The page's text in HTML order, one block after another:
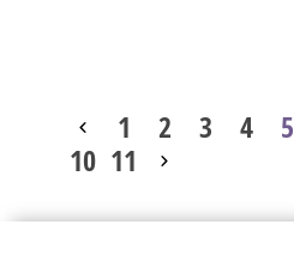
1 2 3 4 5
10 11